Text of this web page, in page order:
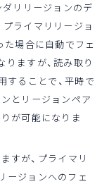
ダリリージョンのデ
ライマリリージョ
場合に自動でフェ
ますが、読み取り
することで、平時で
とリージョンペア
が可能になりま
すが、プライマリ
ージョンへのフェ